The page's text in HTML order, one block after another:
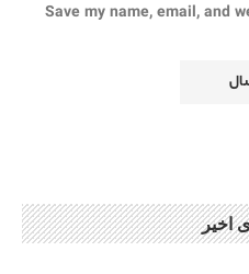
Save my name, email, and
اخیر